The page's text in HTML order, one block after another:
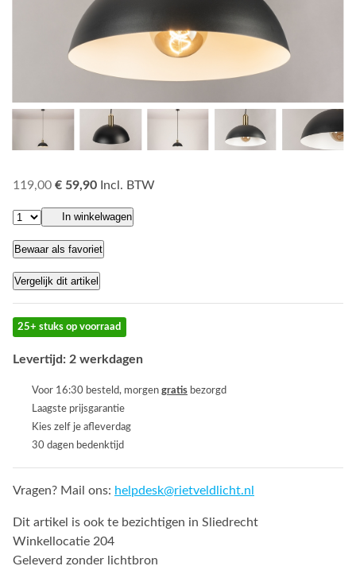
119,00 € 59,90 Incl. BTW
In winkelwagen
Bewaar als favoriet
Vergelijk dit artikel
25+ stuks op voorraad
Levertijd: 2 werkdagen
Voor 16:30 besteld, morgen gratis bezorgd
Laagste prijsgarantie
Kies zelf je afleverdag
30 dagen bedenktijd
Vragen? Mail ons: helpdesk@rietveldlicht.nl
Dit artikel is ook te bezichtigen in Sliedrecht
Winkellocatie 204
Geleverd zonder lichtbron